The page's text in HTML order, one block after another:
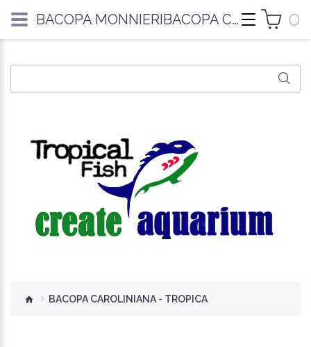
0
BACOPA CAROLINIANA - TROPICA
BACOPA MONNIERIBACOPA CAROLINIANA - TROPICA